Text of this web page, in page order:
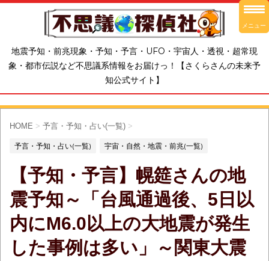
地震予知・前兆現象・予知・予言・UFO・宇宙人・透視・超常現
象・都市伝説など不思議系情報をお届けっ！【さくらさんの未来予
知公式サイト】
HOME > 予言・予知・占い(一覧) >
予言・予知・占い(一覧) 宇宙・自然・地震・前兆(一覧)
【予知・予言】幌筵さんの地
震予知～「台風通過後、5日以
内にM6.0以上の大地震が発生
した事例は多い」～関東大震
メニュー